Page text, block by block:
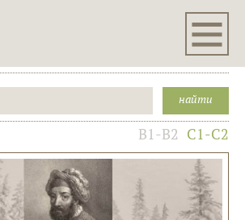
B1-B2 C1-C2